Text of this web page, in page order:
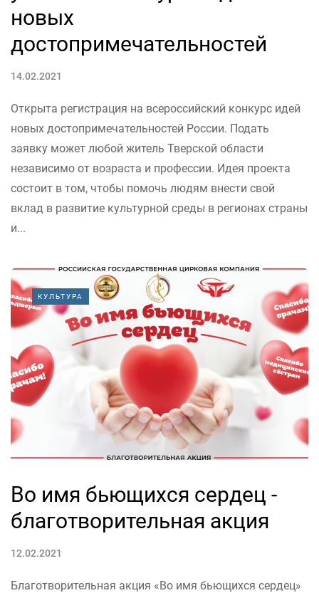
новых
достопримечательностей
14.02.2021
Открыта регистрация на всероссийский конкурс идей
новых достопримечательностей России. Подать
заявку может любой житель Тверской области
независимо от возраста и профессии. Идея проекта
состоит в том, чтобы помочь людям внести свой
вклад в развитие культурной среды в регионах страны
и...
КУЛЬТУРА
Во имя бьющихся сердец -
благотворительная акция
12.02.2021
Благотворительная акция «Во имя бьющихся сердец»